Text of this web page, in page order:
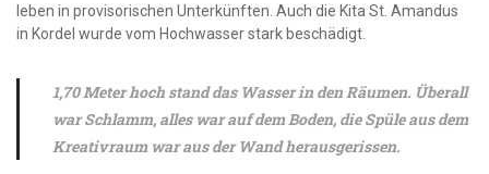
leben in provisorischen Unterkünften. Auch die Kita St. Amandus
in Kordel wurde vom Hochwasser stark beschädigt.
1,70 Meter hoch stand das Wasser in den Räumen. Überall
war Schlamm, alles war auf dem Boden, die Spüle aus dem
Kreativraum war aus der Wand herausgerissen.